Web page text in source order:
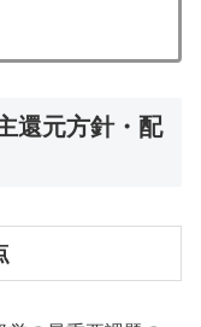
還元方針・配